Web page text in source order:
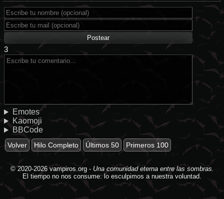
3
Emotes
Kaomoji
BBCode
Volver Hilo Completo Últimos 50 Primeros 100
© 2020-2026vampiros.org- Una comunidad eterna entre las sombras.
El tiempo no nos consume: lo esculpimos a nuestra voluntad.